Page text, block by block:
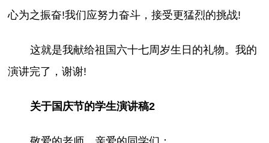
心为之振奋!我们应努力奋斗，接受更猛烈的挑战!
这就是我献给祖国六十七周岁生日的礼物。我的
演讲完了，谢谢!
关于国庆节的学生演讲稿2